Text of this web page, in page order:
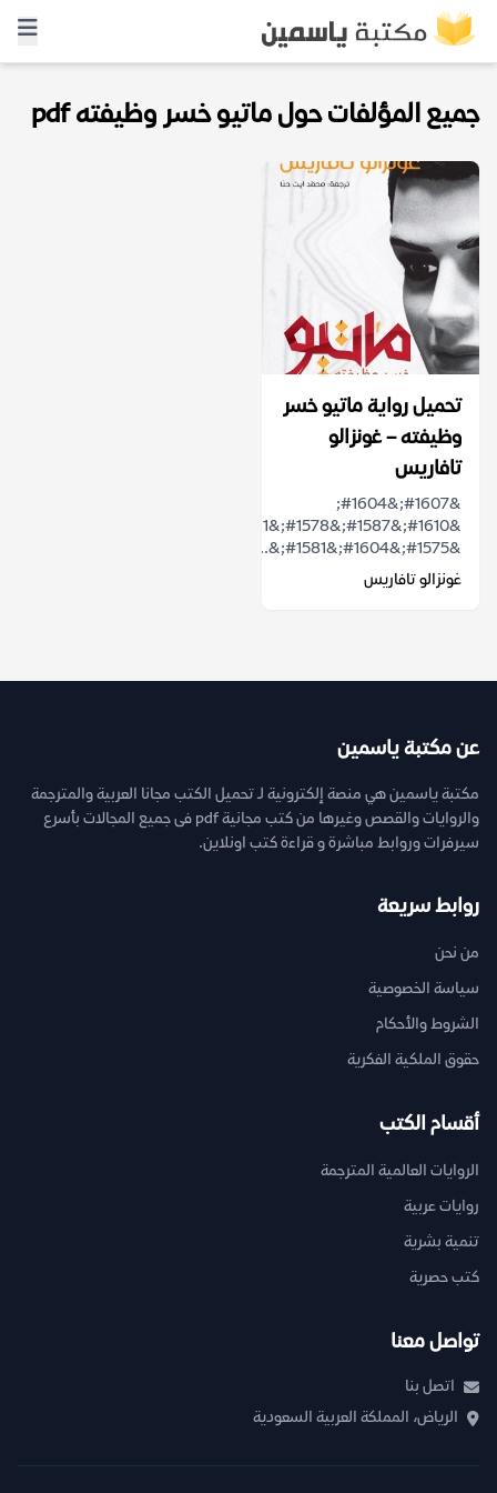
جميع المؤلفات حول ماتيو خسر وظيفته pdf
تحميل رواية ماتيو خسر
وظيفته – غونزالو
تافاريس
&#1607;&#1604;
&#1575;&#1604;&#1581;&...
غونزالو تافاريس
عن مكتبة ياسمين
مكتبة ياسمين هي منصة إلكترونية لـ تحميل الكتب مجانا العربية والمترجمة
والروايات والقصص وغيرها من كتب مجانية pdf فى جميع المجالات بأسرع
سيرفرات وروابط مباشرة و قراءة كتب اونلاين.
روابط سريعة
من نحن
سياسة الخصوصية
الشروط والأحكام
حقوق الملكية الفكرية
أقسام الكتب
الروايات العالمية المترجمة
روايات عربية
تنمية بشرية
كتب حصرية
تواصل معنا
اتصل بنا
الرياض، المملكة العربية السعودية